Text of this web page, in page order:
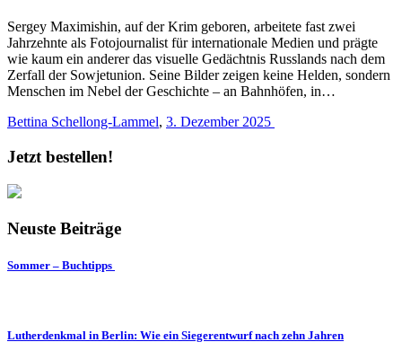
Sergey Maximishin, auf der Krim geboren, arbeitete fast zwei
Jahrzehnte als Fotojournalist für internationale Medien und prägte
wie kaum ein anderer das visuelle Gedächtnis Russlands nach dem
Zerfall der Sowjetunion. Seine Bilder zeigen keine Helden, sondern
Menschen im Nebel der Geschichte – an Bahnhöfen, in…
Bettina Schellong-Lammel, 3. Dezember 2025
Jetzt bestellen!
Neuste Beiträge
Sommer – Buchtipps
Lutherdenkmal in Berlin: Wie ein Siegerentwurf nach zehn Jahren